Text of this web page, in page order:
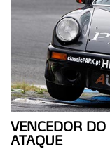
VENCEDOR
ATAQUE